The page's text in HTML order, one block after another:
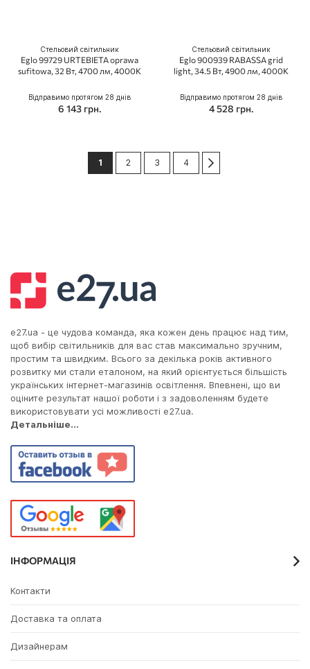
Стельовий світильник
Eglo 99729 URTEBIETA oprawa
sufitowa, 32 Вт, 4700 лм, 4000К
Відправимо протягом 28 днів
6 143 грн.
Стельовий світильник
Eglo 900939 RABASSA grid
light, 34.5 Вт, 4900 лм, 4000К
Відправимо протягом 28 днів
4 528 грн.
You're currently reading page
1 Сторінка
2 Сторінка
3 Сторінка
4 Сторінка
Далі
e27.ua - це чудова команда, яка кожен день працює над тим,
щоб вибір світильників для вас став максимально зручним,
простим та швидким. Всього за декілька років активного
розвитку ми стали еталоном, на який орієнтується більшість
українських інтернет-магазинів освітлення. Впевнені, що ви
оціните результат нашої роботи і з задоволенням будете
використовувати усі можливості e27.ua.
Детальніше...
ІНФОРМАЦІЯ
Контакти
Доставка та оплата
Дизайнерам